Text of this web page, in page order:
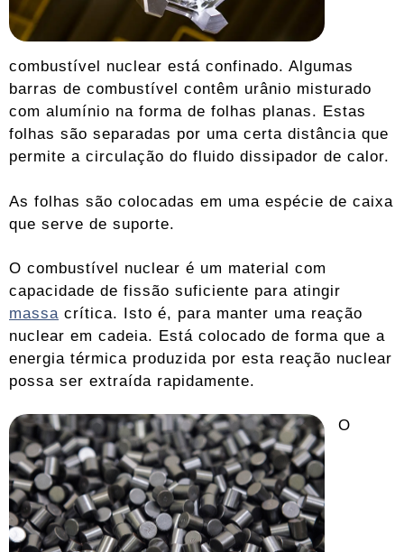
combustível nuclear está confinado. Algumas
barras de combustível contêm urânio misturado
com alumínio na forma de folhas planas. Estas
folhas são separadas por uma certa distância que
permite a circulação do fluido dissipador de calor.
As folhas são colocadas em uma espécie de caixa
que serve de suporte.
O combustível nuclear é um material com
capacidade de fissão suficiente para atingir
massa crítica. Isto é, para manter uma reação
nuclear em cadeia. Está colocado de forma que a
energia térmica produzida por esta reação nuclear
possa ser extraída rapidamente.
O